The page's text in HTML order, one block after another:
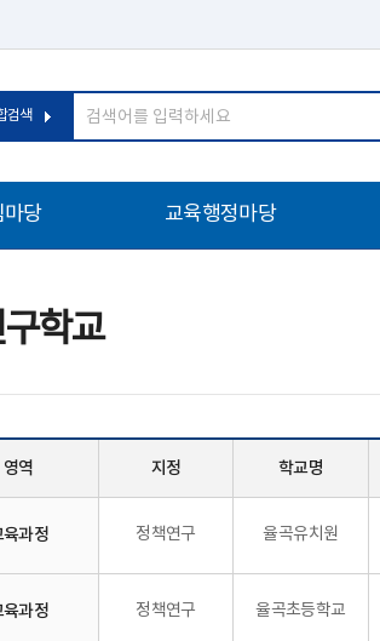
검색
마당 교육행정마당
학교
영역 지정 학교명
육과정 정책연구 율곡유치원
육과정 정책연구 율곡초등학교